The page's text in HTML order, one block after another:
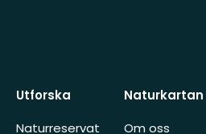
Utforska
Naturreservat
Naturkartan
Om oss